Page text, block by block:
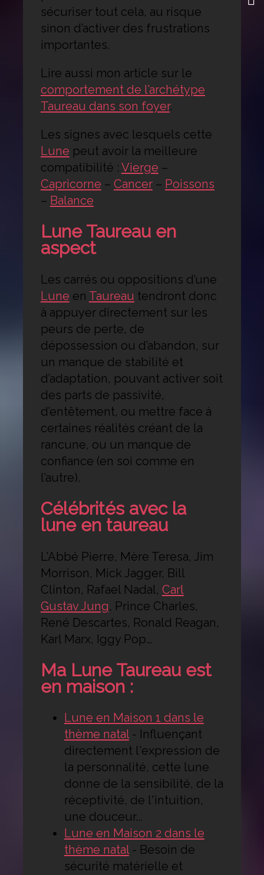
sécuriser tout cela, au risque
sinon d’activer des frustrations
importantes.
Lire aussi mon article sur le
comportement de l’archétype
Taureau dans son foyer.
Les signes avec lesquels cette
Lune peut avoir la meilleure
compatibilité : Vierge –
Capricorne – Cancer– Poissons
– Balance
Lune Taureau en
aspect
Les carrés ou oppositions d’une
Lune en Taureau tendront donc
à appuyer directement sur les
peurs de perte, de
dépossession ou d’abandon, sur
un manque de stabilité et
d’adaptation, pouvant activer soit
des parts de passivité,
d’entêtement, ou mettre face à
certaines réalités créant de la
rancune, ou un manque de
confiance (en soi comme en
l’autre).
Célébrités avec la
lune en taureau
L’Abbé Pierre, Mère Teresa, Jim
Morrison, Mick Jagger, Bill
Clinton, Rafael Nadal, Carl
Gustav Jung, Prince Charles,
René Descartes, Ronald Reagan,
Karl Marx, Iggy Pop…
Ma Lune Taureau est
en maison :
Lune en Maison 1 dans le
thème natal - Influençant
directement l'expression de
la personnalité, cette lune
donne de la sensibilité, de la
réceptivité, de l'intuition,
une douceur...
Lune en Maison 2 dans le
thème natal - Besoin de
sécurité matérielle et